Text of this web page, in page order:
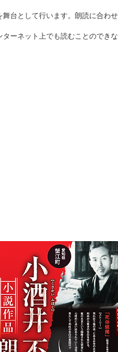
台として行います。朗読に合わ
ーネット上でも読むことのでき
viewform＜外部リンク＞